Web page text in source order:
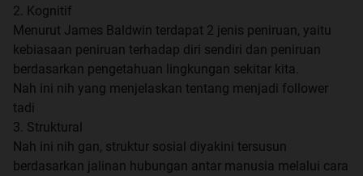
2. Kognitif
Menurut James Baldwin terdapat 2 jenis peniruan, yaitu
kebiasaan peniruan terhadap diri sendiri dan peniruan
berdasarkan pengetahuan lingkungan sekitar kita.
Nah ini nih yang menjelaskan tentang menjadi follower
tadi
3. Struktural
Nah ini nih gan, struktur sosial diyakini tersusun
berdasarkan jalinan hubungan antar manusia melalui cara